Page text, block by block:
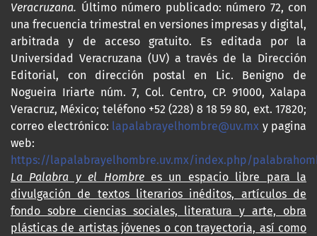
Veracruzana. Último número publicado: número 72, con
una frecuencia trimestral en versiones impresas y digital,
arbitrada y de acceso gratuito. Es editada por la
Universidad Veracruzana (UV) a través de la Dirección
Editorial, con dirección postal en Lic. Benigno de
Nogueira Iriarte núm. 7, Col. Centro, CP. 91000, Xalapa
Veracruz, México; teléfono +52 (228) 8 18 59 80, ext. 17820;
correo electrónico: lapalabrayelhombre@uv.mx y pagina
web:
https://lapalabrayelhombre.uv.mx/index.php/
La Palabra y el Hombre es un espacio libre para la
divulgación de textos literarios inéditos, artículos de
fondo sobre ciencias sociales, literatura y arte, obra
plásticas de artistas jóvenes o con trayectoria, así como